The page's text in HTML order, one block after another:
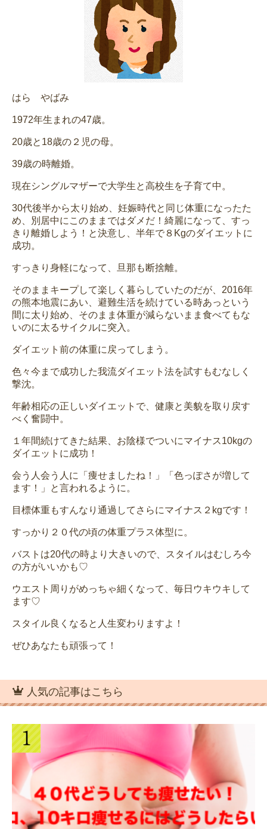
はら やばみ
1972年生まれの47歳。
20歳と18歳の２児の母。
39歳の時離婚。
現在シングルマザーで大学生と高校生を子育て中。
30代後半から太り始め、妊娠時代と同じ体重になったた
め、別居中にこのままではダメだ！綺麗になって、すっ
きり離婚しよう！と決意し、半年で８Kgのダイエットに
成功。
すっきり身軽になって、旦那も断捨離。
そのままキープして楽しく暮らしていたのだが、2016年
の熊本地震にあい、避難生活を続けている時あっという
間に太り始め、そのまま体重が減らないまま食べてもな
いのに太るサイクルに突入。
ダイエット前の体重に戻ってしまう。
色々今まで成功した我流ダイエット法を試すもむなしく
撃沈。
年齢相応の正しいダイエットで、健康と美貌を取り戻す
べく奮闘中。
１年間続けてきた結果、お陰様でついにマイナス10kgの
ダイエットに成功！
会う人会う人に「痩せましたね！」「色っぽさが増して
ます！」と言われるように。
目標体重もすんなり通過してさらにマイナス２kgです！
すっかり２０代の頃の体重プラス体型に。
バストは20代の時より大きいので、スタイルはむしろ今
の方がいいかも♡
ウエスト周りがめっちゃ細くなって、毎日ウキウキして
ます♡
スタイル良くなると人生変わりますよ！
ぜひあなたも頑張って！
人気の記事はこちら